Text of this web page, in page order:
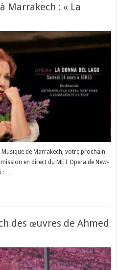
Marrakech : « La
Musique de Marrakech, votre prochain
en direct du MET Opera de New-
: …
des œuvres de Ahmed